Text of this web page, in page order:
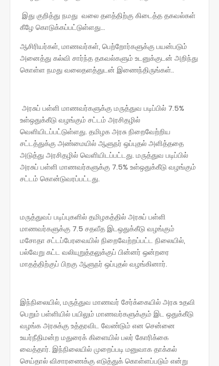
இது குறித்து நமது வலை தளத்திற்கு கிடைத்த தகவல்கள்
கீழே கொடுக்கப்பட்டுள்ளது...
ஆசிரியர்கள், மாணவர்கள், பெற்றோர்களுக்கு பயன்படும்
அனைத்து கல்வி சார்ந்த தகவல்களும் உடனுக்குடன் அறிந்து
கொள்ள நமது வலைதளத்துடன் இணைந்திருங்கள்..
அரசுப் பள்ளி மாணவர்களுக்கு மருத்துவ படிப்பில் 7.5%
உள்ஒதுக்கீடு வழங்கும் சட்டம் அரசிதழில்
வெளியிடப்பட்டுள்ளது. தமிழக அரசு நிறைவேற்றிய
சட்டத்துக்கு அண்மையில் ஆளுநர் ஒப்புதல் அளித்ததை
அடுத்து அரசிதழில் வெளியிடப்பட்டது. மருத்துவ படிப்பில்
அரசுப் பள்ளி மாணவர்களுக்கு 7.5% உள்ஒதுக்கீடு வழங்கும்
சட்டம் கொன்டுவரப்பட்டது.
மருத்துவப் படிப்புகளில் தமிழகத்தில் அரசுப் பள்ளி
மாணவர்களுக்கு 7.5 சதவீத இடஒதுக்கீடு வழங்கும்
மசோதா சட்டப்பேரவையில் நிறைவேற்றப்பட்ட நிலையில்,
பல்வேறு கட்ட வலியுறுத்தலுக்குப் பின்னர் ஒன்றரை
மாதத்திற்குப் பிறகு ஆளுநர் ஒப்புதல் வழங்கினார்.
இந்நிலையில், மருத்துவ மாணவர் சேர்க்கையில் அரசு உதவி
பெறும் பள்ளியில் பயிலும் மாணவர்களுக்கும் இட ஒதுக்கீடு
வழங்க அரசுக்கு உத்தரவிட வேண்டும் என சென்னை
உயர்நீதிமன்ற மதுரைக் கிளையில் பலர் கோரிக்கை
வைத்தார். இந்நிலையில் முறைப்படி மனுவாக தாக்கல்
செய்தால் விசாரணைக்கு எடுத்துக் கொள்ளப்படும் என்று